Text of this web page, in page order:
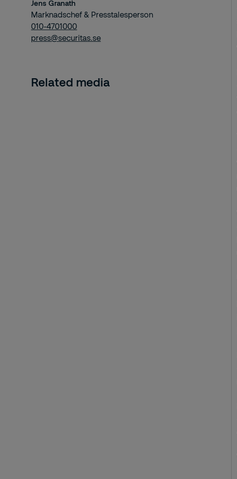
Jens Granath
Marknadschef & Presstalesperson
010-4701000
press@securitas.se
Related media